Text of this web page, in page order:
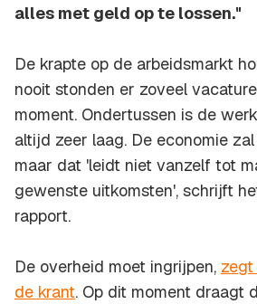
alles met geld op te lossen."
De krapte op de arbeidsmarkt
nooit stonden er zoveel
moment. Ondertussen is de
altijd zeer laag. De economie
maar dat 'leidt niet vanzelf tot
gewenste uitkomsten', schrijft
rapport.
De overheid moet ingrijpen,
de krant. Op dit moment draagt